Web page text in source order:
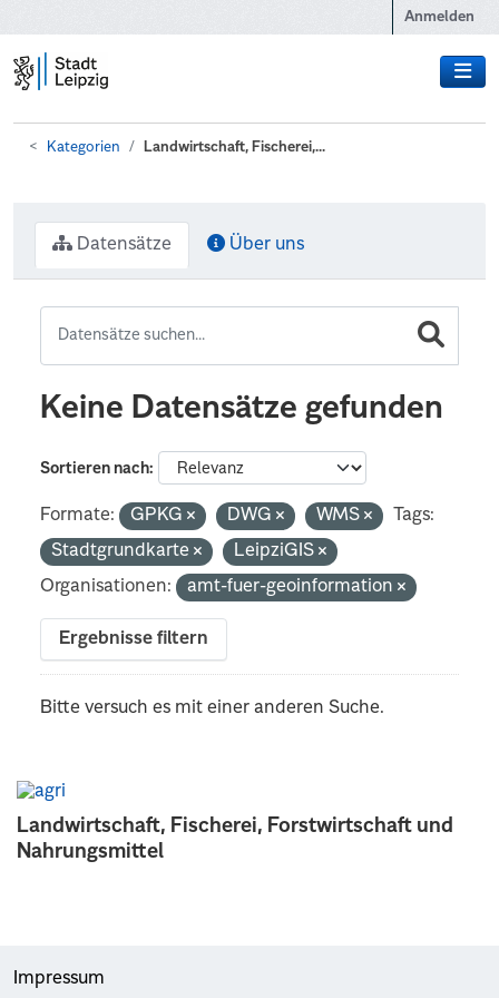
Anmelden
Kategorien Landwirtschaft, Fischerei,...
Landwirtschaft, Fischerei, Forstwirtschaft und
Nahrungsmittel
Datensätze Über uns
Keine Datensätze gefunden
Sortieren nach
Formate: GPKG DWG WMS
Tags:
Stadtgrundkarte
LeipziGIS
Organisationen:
amt-fuer-geoinformation
Ergebnisse filtern
Bitte versuch es mit einer anderen Suche.
Impressum